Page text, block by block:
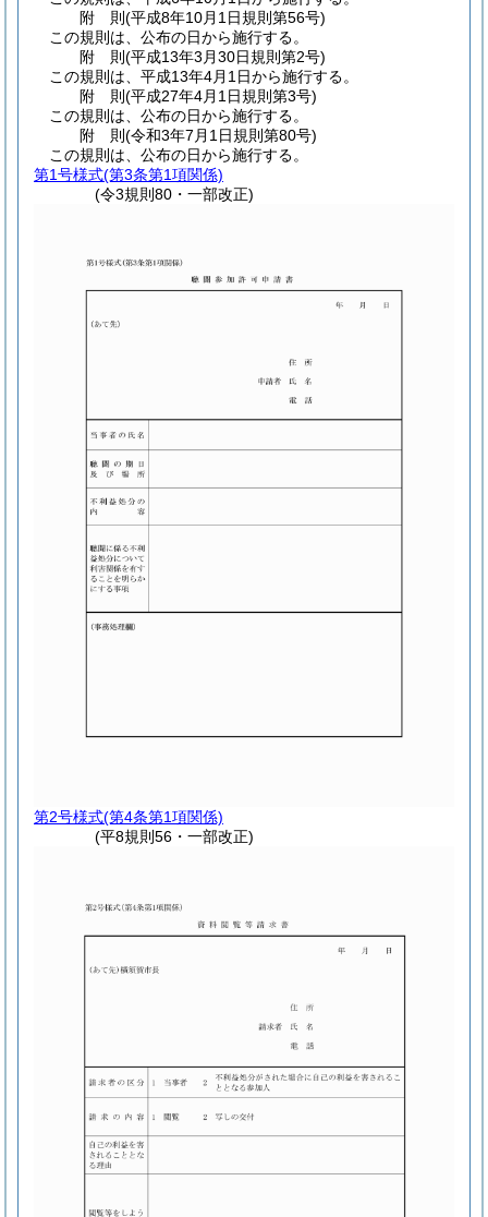
附 則(平成8年10月1日規則第56号)
この規則は、公布の日から施行する。
附 則(平成13年3月30日規則第2号)
この規則は、平成13年4月1日から施行する。
附 則(平成27年4月1日規則第3号)
この規則は、公布の日から施行する。
附 則(令和3年7月1日規則第80号)
この規則は、公布の日から施行する。
第1号様式(第3条第1項関係)
(令3規則80・一部改正)
第2号様式(第4条第1項関係)
(平8規則56・一部改正)